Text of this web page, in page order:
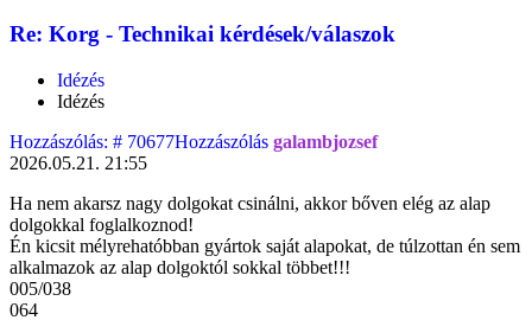
Re: Korg - Technikai kérdések/válaszok
Idézés
Idézés
Hozzászólás: # 70677Hozzászólás galambjozsef
2026.05.21. 21:55
Ha nem akarsz nagy dolgokat csinálni, akkor bőven elég az alap
dolgokkal foglalkoznod!
Én kicsit mélyrehatóbban gyártok saját alapokat, de túlzottan én sem
alkalmazok az alap dolgoktól sokkal többet!!!
005/038
064